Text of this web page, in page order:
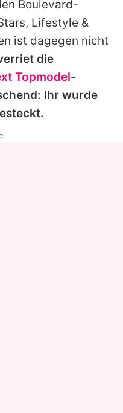
Boulevard-
Lifestyle &
ist dagegen nicht
die
Topmodel-
Ihr wurde